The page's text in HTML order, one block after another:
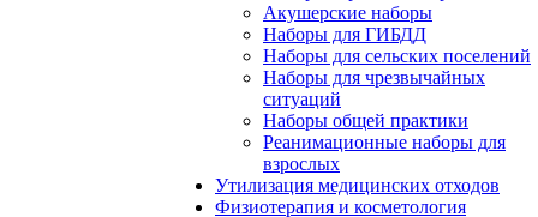
Акушерские наборы
Наборы для ГИБДД
Наборы для сельских поселений
Наборы для чрезвычайных
ситуаций
Наборы общей практики
Реанимационные наборы для
взрослых
Утилизация медицинских отходов
Физиотерапия и косметология